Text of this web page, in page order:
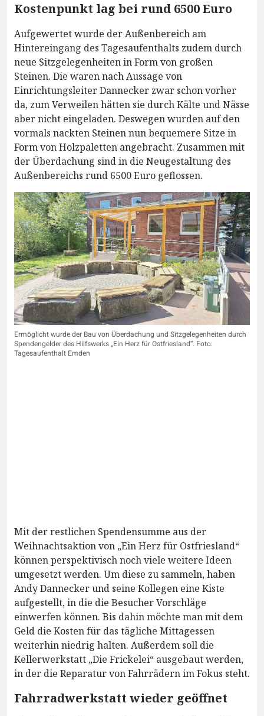
Kostenpunkt lag bei rund 6500 Euro
Aufgewertet wurde der Außenbereich am
Hintereingang des Tagesaufenthalts zudem durch
neue Sitzgelegenheiten in Form von großen
Steinen. Die waren nach Aussage von
Einrichtungsleiter Dannecker zwar schon vorher
da, zum Verweilen hätten sie durch Kälte und Nässe
aber nicht eingeladen. Deswegen wurden auf den
vormals nackten Steinen nun bequemere Sitze in
Form von Holzpaletten angebracht. Zusammen mit
der Überdachung sind in die Neugestaltung des
Außenbereichs rund 6500 Euro geflossen.
Ermöglicht wurde der Bau von Überdachung und Sitzgelegenheiten durch
Spendengelder des Hilfswerks „Ein Herz für Ostfriesland“. Foto:
Tagesaufenthalt Emden
Mit der restlichen Spendensumme aus der
Weihnachtsaktion von „Ein Herz für Ostfriesland“
können perspektivisch noch viele weitere Ideen
umgesetzt werden. Um diese zu sammeln, haben
Andy Dannecker und seine Kollegen eine Kiste
aufgestellt, in die die Besucher Vorschläge
einwerfen können. Bis dahin möchte man mit dem
Geld die Kosten für das tägliche Mittagessen
weiterhin niedrig halten. Außerdem soll die
Kellerwerkstatt „Die Frickelei“ ausgebaut werden,
in der die Reparatur von Fahrrädern im Fokus steht.
Fahrradwerkstatt wieder geöffnet